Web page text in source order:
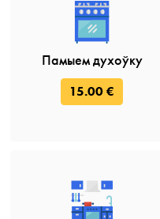
Памыем духоўку
15.00 €